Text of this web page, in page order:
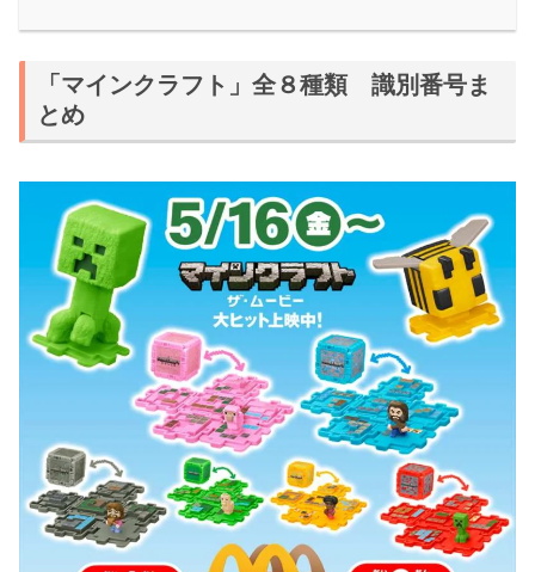
「マインクラフト」全８種類 識別番号ま
とめ